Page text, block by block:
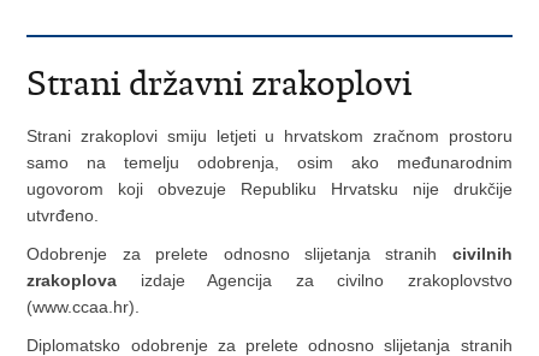
Strani državni zrakoplovi
Strani zrakoplovi smiju letjeti u hrvatskom zračnom prostoru
samo na temelju odobrenja, osim ako međunarodnim
ugovorom koji obvezuje Republiku Hrvatsku nije drukčije
utvrđeno.
Odobrenje za prelete odnosno slijetanja stranih civilnih
zrakoplova izdaje Agencija za civilno zrakoplovstvo
(www.ccaa.hr).
Diplomatsko odobrenje za prelete odnosno slijetanja stranih